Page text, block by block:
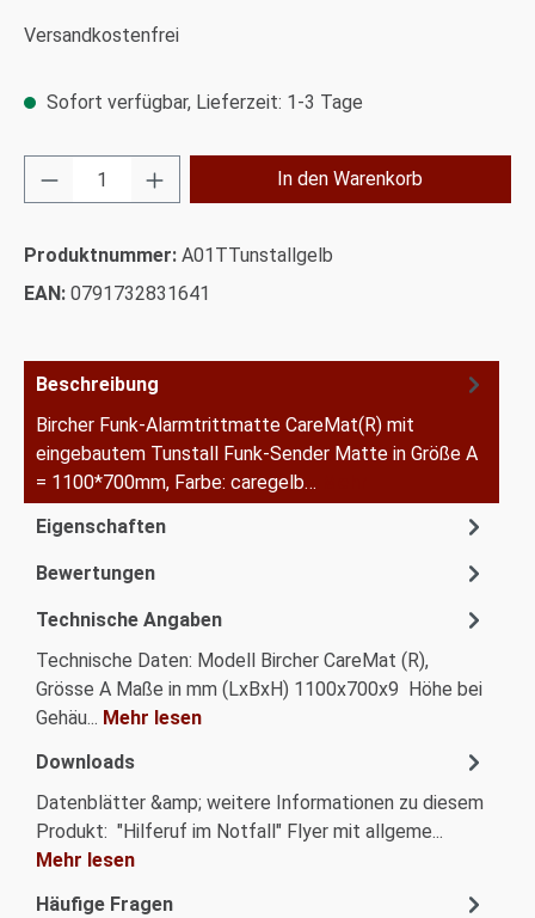
Versandkostenfrei
Sofort verfügbar, Lieferzeit: 1-3 Tage
Produkt Anzahl: Gib den gewünschten
In den Warenkorb
Produktnummer: A01TTunstallgelb
EAN: 0791732831641
Beschreibung
Bircher Funk-Alarmtrittmatte CareMat(R) mit
eingebautem Tunstall Funk-Sender Matte in Größe A
= 1100*700mm, Farbe: caregelb…
Eigenschaften
Bewertungen
Technische Angaben
Technische Daten: Modell Bircher CareMat (R),
Grösse A Maße in mm (LxBxH) 1100x700x9 Höhe bei
Gehäu... Mehr lesen
Downloads
Datenblätter &amp; weitere Informationen zu diesem
Produkt: "Hilferuf im Notfall" Flyer mit allgeme...
Mehr lesen
Häufige Fragen